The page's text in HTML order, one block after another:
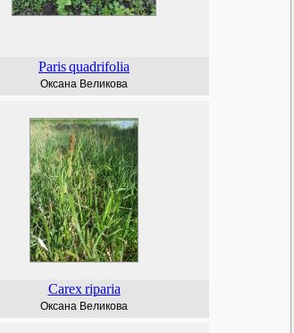
Parisquadrifolia
Оксана Великова
Carex riparia
Оксана Великова